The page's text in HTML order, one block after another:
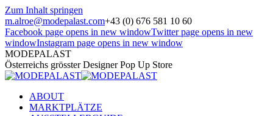
Zum Inhalt springen
m.alroe@modepalast.com+43 (0) 676 581 10 60
Facebook page opens in new windowTwitter page opens in new
windowInstagram page opens in new window
MODEPALAST
Österreichs grösster Designer Pop Up Store
ABOUT
MARKTPLÄTZE